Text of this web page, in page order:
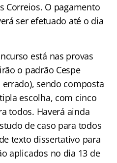
Correios. O pagamento
ser efetuado até o dia
está nas provas
o padrão Cespe
sendo composta
escolha, com cinco
todos. Haverá ainda
de caso para todos
texto dissertativo para
aplicados no dia 13 de